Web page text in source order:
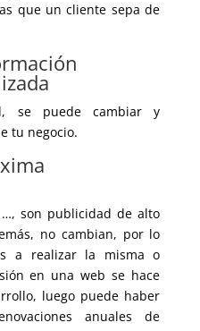
que un cliente sepa de
se puede cambiar y
tu negocio.
…, son publicidad de alto
no cambian, por lo
a realizar la misma o
en una web se hace
luego puede haber
anuales de